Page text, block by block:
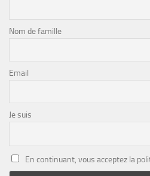
Nom de famille
Email
Je suis
En continuant, vous acceptez la